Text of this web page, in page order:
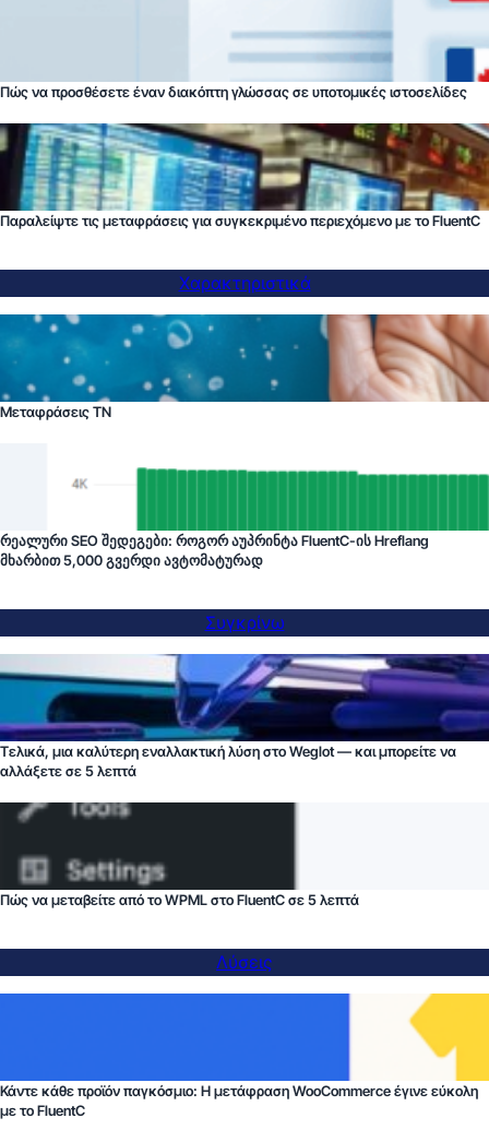
Πώς να προσθέσετε έναν διακόπτη γλώσσας σε υποτομικές ιστοσελίδες
Παραλείψτε τις μεταφράσεις για συγκεκριμένο περιεχόμενο με το FluentC
Χαρακτηριστικά
Μεταφράσεις ΤΝ
რეალური SEO შედეგები: როგორ აუპრინტა FluentC-ის Hreflang
მხარბით 5,000 გვერდი ავტომატურად
Συγκρίνω
Τελικά, μια καλύτερη εναλλακτική λύση στο Weglot — και μπορείτε να
αλλάξετε σε 5 λεπτά
Πώς να μεταβείτε από το WPML στο FluentC σε 5 λεπτά
Λύσεις
Κάντε κάθε προϊόν παγκόσμιο: Η μετάφραση WooCommerce έγινε εύκολη
με το FluentC